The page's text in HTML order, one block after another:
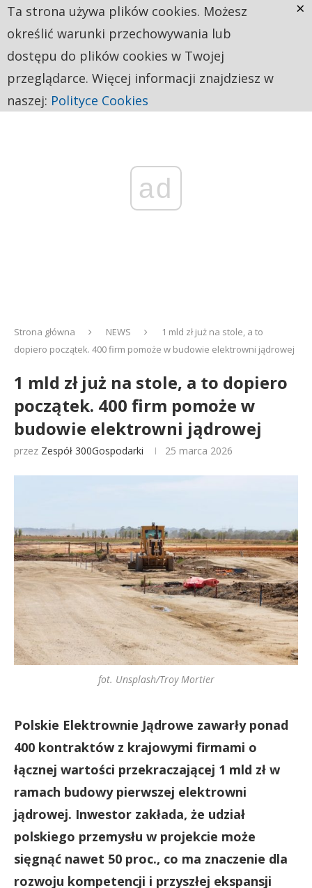
ad
Strona główna NEWS
1 mld zł już na stole, a to
dopiero początek. 400 firm pomoże w budowie elektrowni jądrowej
1 mld zł już na stole, a to dopiero
początek. 400 firm pomoże w
budowie elektrowni jądrowej
przez Zespół 300Gospodarki 25 marca 2026
fot. Unsplash/Troy Mortier
Polskie Elektrownie Jądrowe zawarły ponad
400 kontraktów z krajowymi firmami o
łącznej wartości przekraczającej 1 mld zł w
ramach budowy pierwszej elektrowni
jądrowej. Inwestor zakłada, że udział
polskiego przemysłu w projekcie może
sięgnąć nawet 50 proc., co ma znaczenie dla
rozwoju kompetencji i przyszłej ekspansji
Ta strona używa plików cookies. Możesz
określić warunki przechowywania lub
dostępu do plików cookies w Twojej
przeglądarce. Więcej informacji znajdziesz w
naszej: Polityce Cookies
×